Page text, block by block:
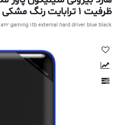
ظرفیت 1 ترابایت رنگ مشکی و آبی
gaming 1tb external hard driver blue black